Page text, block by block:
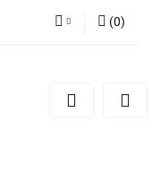
Zarejestruj się
(0)